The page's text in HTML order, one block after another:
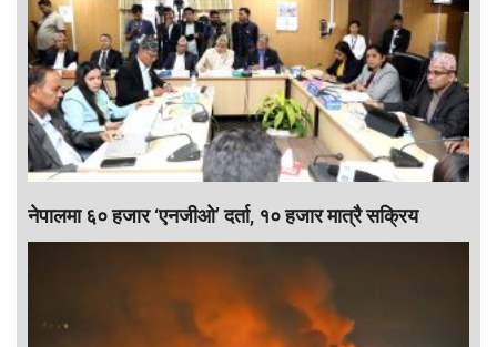
नेपालमा ६० हजार ‘एनजीओ’ दर्ता, १० हजार मात्रै सक्रिय